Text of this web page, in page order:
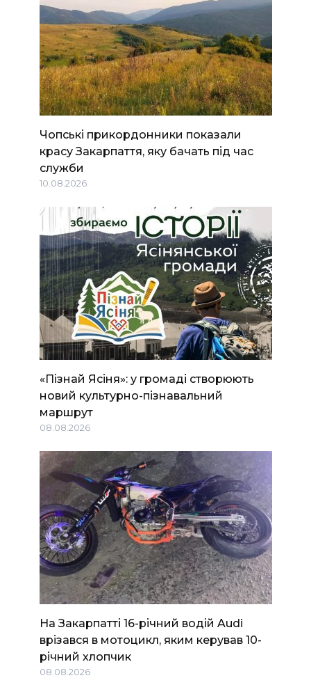
Чопські прикордонники показали
красу Закарпаття, яку бачать під час
служби
10.08.2026
«Пізнай Ясіня»: у громаді створюють
новий культурно-пізнавальний
маршрут
08.08.2026
На Закарпатті 16-річний водій Audi
врізався в мотоцикл, яким керував 10-
річний хлопчик
08.08.2026